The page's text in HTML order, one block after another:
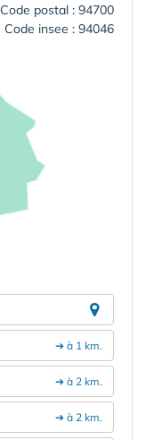
Code postal : 94700
Code insee : 94046
➔ à 1 km.
➔ à 2 km.
➔ à 2 km.